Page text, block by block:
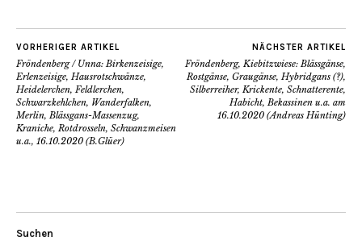
VORHERIGER ARTIKEL
Fröndenberg / Unna: Birkenzeisige,
Erlenzeisige, Hausrotschwänze,
Heidelerchen, Feldlerchen,
Schwarzkehlchen, Wanderfalken,
Merlin, Blässgans-Massenzug,
Kraniche, Rotdrosseln, Schwanzmeisen
u.a., 16.10.2020 (B.Glüer)
NÄCHSTER ARTIKEL
Fröndenberg, Kiebitzwiese: Blässgänse,
Rostgänse, Graugänse, Hybridgans (?),
Silberreiher, Krickente, Schnatterente,
Habicht, Bekassinen u.a. am
16.10.2020 (Andreas Hünting)
Suchen